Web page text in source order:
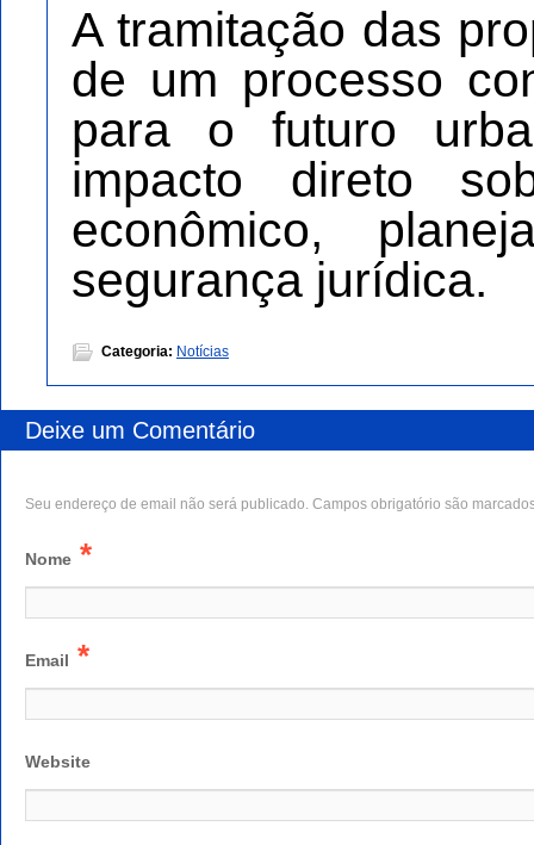
A tramitação das
de um processo
para o futuro
impacto direto
econômico,
segurança jurídica.
Categoria: Notícias
Deixe um Comentário
Seu endereço de email não será publicado. Campos obrigatório são
Nome *
Email *
Website